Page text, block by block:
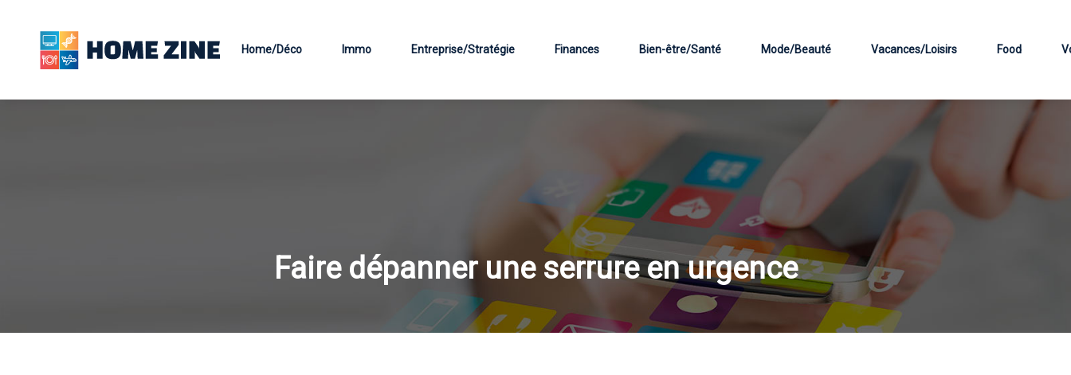
Home/Déco Immo Entreprise/Stratégie Finances Bien-être/Santé Mode/Beauté Vacances/Loisirs Food
Faire dépanner une serrure en urgence